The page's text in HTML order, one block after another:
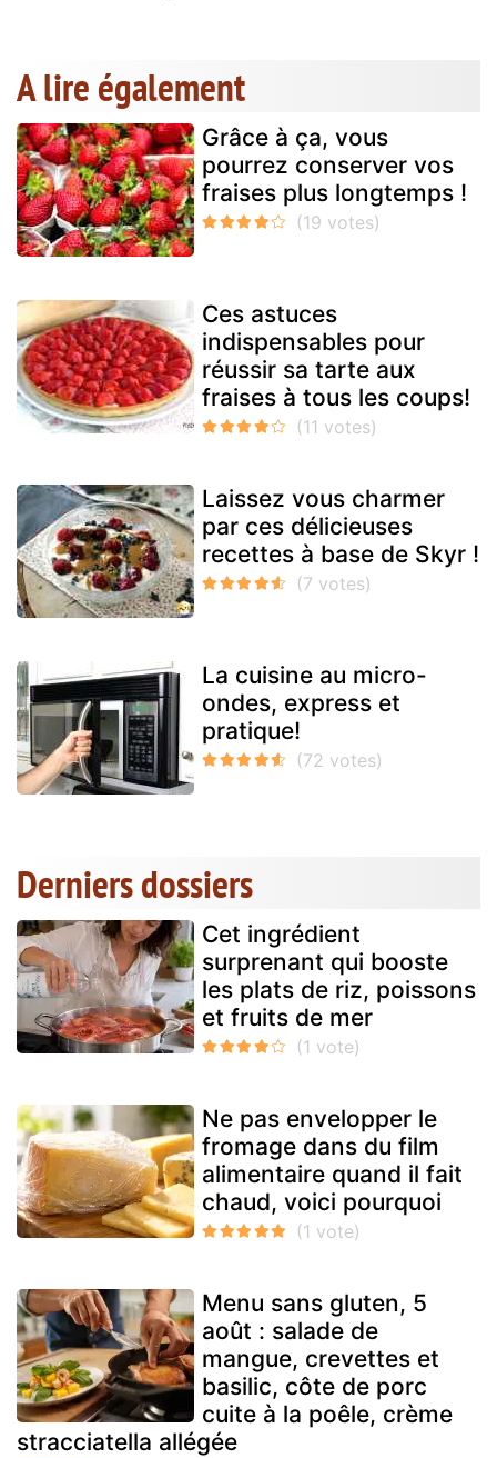
A lire également
Grâce à ça, vous
pourrez conserver vos
fraises plus longtemps !
Ces astuces
indispensables pour
réussir sa tarte aux
fraises à tous les coups!
Laissez vous charmer
par ces délicieuses
recettes à base de Skyr !
La cuisine au micro-
ondes, express et
pratique!
Derniers dossiers
Cet ingrédient
surprenant qui booste
les plats de riz, poissons
et fruits de mer
Ne pas envelopper le
fromage dans du film
alimentaire quand il fait
chaud, voici pourquoi
Menu sans gluten, 5
août : salade de
mangue, crevettes et
basilic, côte de porc
cuite à la poêle, crème
stracciatella allégée